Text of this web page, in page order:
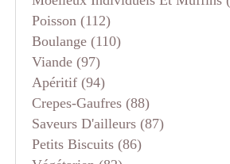
Poisson (112)
Boulange (110)
Viande (97)
Apéritif (94)
Crepes-Gaufres (88)
Saveurs D'ailleurs (87)
Petits Biscuits (86)